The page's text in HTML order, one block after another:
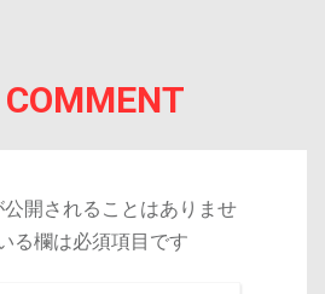
開されることはありませ
る欄は必須項目です